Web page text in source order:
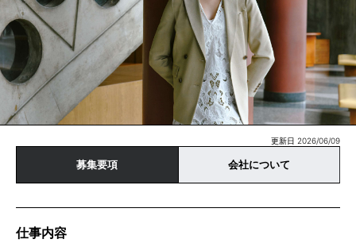
更新日 2026/06/09
募集要項 会社について
仕事内容